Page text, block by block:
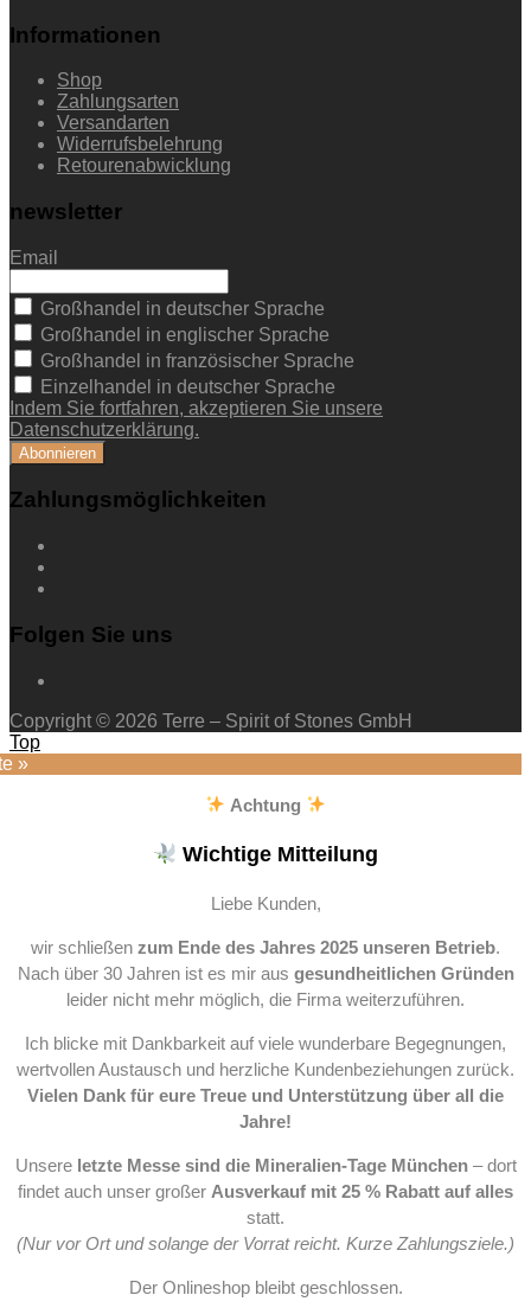
Informationen
Shop
Zahlungsarten
Versandarten
Widerrufsbelehrung
Retourenabwicklung
newsletter
Email
Großhandel in deutscher Sprache
Großhandel in englischer Sprache
Großhandel in französischer Sprache
Einzelhandel in deutscher Sprache
Indem Sie fortfahren, akzeptieren Sie unsere
Datenschutzerklärung.
Zahlungsmöglichkeiten
Folgen Sie uns
Copyright © 2026 Terre – Spirit of Stones GmbH
Top
»
Achtung
Wichtige Mitteilung
Liebe Kunden,
wir schließen zum Ende des Jahres 2025 unseren Betrieb.
Nach über 30 Jahren ist es mir aus gesundheitlichen Gründen
leider nicht mehr möglich, die Firma weiterzuführen.
Ich blicke mit Dankbarkeit auf viele wunderbare Begegnungen,
wertvollen Austausch und herzliche Kundenbeziehungen zurück.
Vielen Dank für eure Treue und Unterstützung über all die
Jahre!
Unsere letzte Messe sind die Mineralien-Tage München– dort
findet auch unser großer Ausverkauf mit 25 % Rabatt auf alles
statt.
(Nur vor Ort und solange der Vorrat reicht. Kurze Zahlungsziele.)
Der Onlineshop bleibt geschlossen.